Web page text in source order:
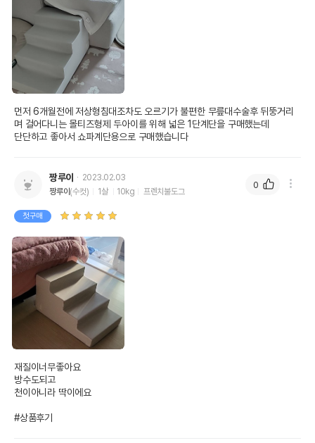
먼저 6개월전에 저상형침대조차도 오르기가 불편한 무릎대수술후 뒤뚱거리
며 걸어다니는 몰티즈형제 두아이를 위해 넓은 1단계단을 구매했는데
단단하고 좋아서 쇼파계단용으로 구매했습니다
짱루이
2023.02.03
짱루이 (수컷) 1살 10kg 프렌치불도그
첫구매
재질이너무좋아요
방수도되고
천이아니라 딱이에요
#상품후기
0